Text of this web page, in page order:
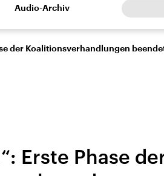
Kultur Europa
Iran
Audio-Archiv
der Koalitionsverhandlungen
Erste Phase